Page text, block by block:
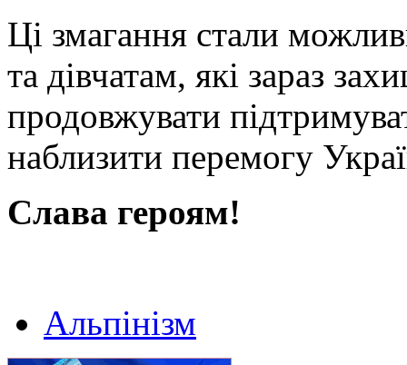
Ці змагання стали
та дівчатам, які зараз
продовжувати
наблизити перемогу
Слава героям!
Альпінізм